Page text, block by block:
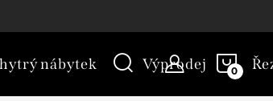
nábytek Výprodej